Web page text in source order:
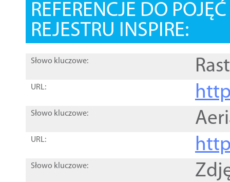
REFERENCJE DO
REJESTRU INSPIRE:
Słowo kluczowe:
URL:
Słowo kluczowe:
URL:
Słowo kluczowe: